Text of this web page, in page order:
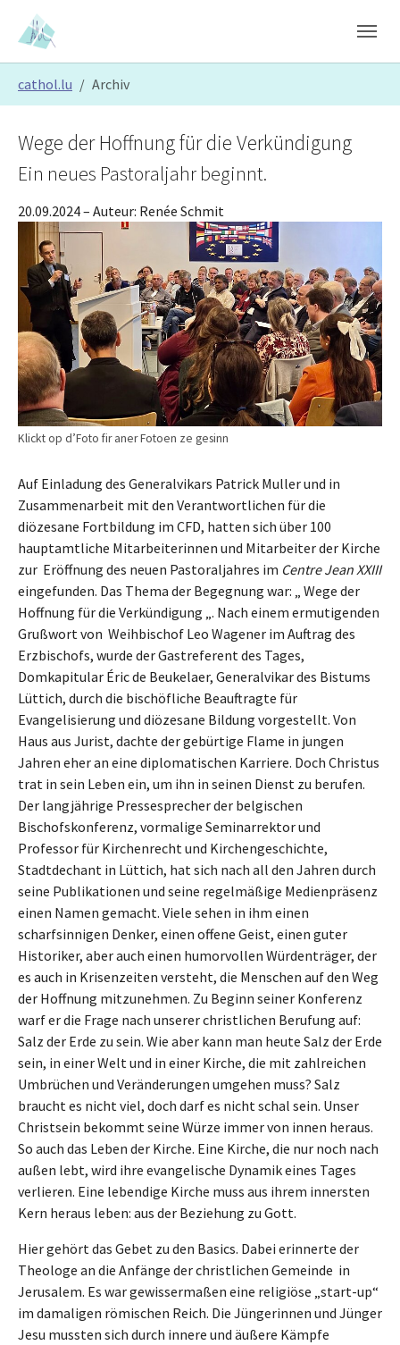
Skip to main content
Skip to page footer
cathol.lu Archiv
Klickt op d’Foto fir aner Fotoen ze gesinn
Wege der Hoffnung für die Verkündigung
Ein neues Pastoraljahr beginnt.
20.09.2024– Auteur: Renée Schmit
Auf Einladung des Generalvikars Patrick Muller und in
Zusammenarbeit mit den Verantwortlichen für die
diözesane Fortbildung im CFD, hatten sich über 100
hauptamtliche Mitarbeiterinnen und Mitarbeiter der Kirche
zur Eröffnung des neuen Pastoraljahres im Centre Jean XXIII
eingefunden. Das Thema der Begegnung war: „ Wege der
Hoffnung für die Verkündigung „. Nach einem ermutigenden
Grußwort von Weihbischof Leo Wagener im Auftrag des
Erzbischofs, wurde der Gastreferent des Tages,
Domkapitular Éric de Beukelaer, Generalvikar des Bistums
Lüttich, durch die bischöfliche Beauftragte für
Evangelisierung und diözesane Bildung vorgestellt. Von
Haus aus Jurist, dachte der gebürtige Flame in jungen
Jahren eher an eine diplomatischen Karriere. Doch Christus
trat in sein Leben ein, um ihn in seinen Dienst zu berufen.
Der langjährige Pressesprecher der belgischen
Bischofskonferenz, vormalige Seminarrektor und
Professor für Kirchenrecht und Kirchengeschichte,
Stadtdechant in Lüttich, hat sich nach all den Jahren durch
seine Publikationen und seine regelmäßige Medienpräsenz
einen Namen gemacht. Viele sehen in ihm einen
scharfsinnigen Denker, einen offene Geist, einen guter
Historiker, aber auch einen humorvollen Würdenträger, der
es auch in Krisenzeiten versteht, die Menschen auf den Weg
der Hoffnung mitzunehmen. Zu Beginn seiner Konferenz
warf er die Frage nach unserer christlichen Berufung auf:
Salz der Erde zu sein. Wie aber kann man heute Salz der Erde
sein, in einer Welt und in einer Kirche, die mit zahlreichen
Umbrüchen und Veränderungen umgehen muss? Salz
braucht es nicht viel, doch darf es nicht schal sein. Unser
Christsein bekommt seine Würze immer von innen heraus.
So auch das Leben der Kirche. Eine Kirche, die nur noch nach
außen lebt, wird ihre evangelische Dynamik eines Tages
verlieren. Eine lebendige Kirche muss aus ihrem innersten
Kern heraus leben: aus der Beziehung zu Gott.
Hier gehört das Gebet zu den Basics. Dabei erinnerte der
Theologe an die Anfänge der christlichen Gemeinde in
Jerusalem. Es war gewissermaßen eine religiöse „start-up“
im damaligen römischen Reich. Die Jüngerinnen und Jünger
Jesu mussten sich durch innere und äußere Kämpfe